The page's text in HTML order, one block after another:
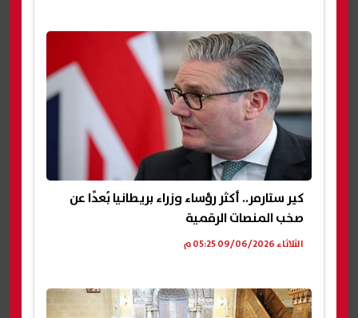
كير ستارمر.. أكثر رؤساء وزراء بريطانيا بُعدًا عن
صخب المنصات الرقمية
الثلاثاء 09/06/2026 05:25 م